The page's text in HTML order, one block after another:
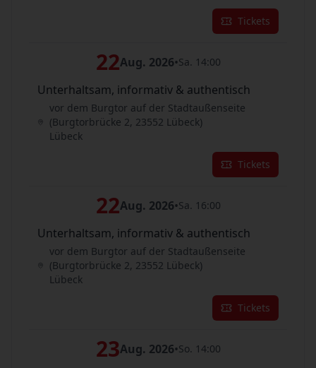
Tickets
22Aug. 2026•Sa. 14:00
Unterhaltsam, informativ & authentisch
vor dem Burgtor auf der Stadtaußenseite
(Burgtorbrücke 2, 23552 Lübeck)
Lübeck
Tickets
22Aug. 2026•Sa. 16:00
Unterhaltsam, informativ & authentisch
vor dem Burgtor auf der Stadtaußenseite
(Burgtorbrücke 2, 23552 Lübeck)
Lübeck
Tickets
23Aug. 2026•So. 14:00